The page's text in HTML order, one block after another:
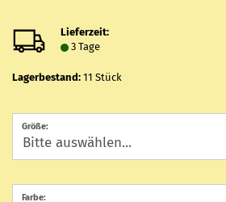
Lieferzeit:
3 Tage
Lagerbestand: 11 Stück
Größe:
Farbe: